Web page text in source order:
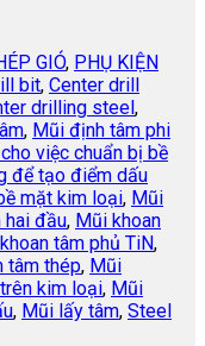
GIÓ, PHỤ KIỆN
bit, Center drill
drilling steel,
, Mũi định tâm phi
việc chuẩn bị bề
để tạo điểm dấu
mặt kim loại, Mũi
hai đầu, Mũi khoan
tâm phủ TiN,
tâm thép, Mũi
kim loại, Mũi
, Mũi lấy tâm, Steel